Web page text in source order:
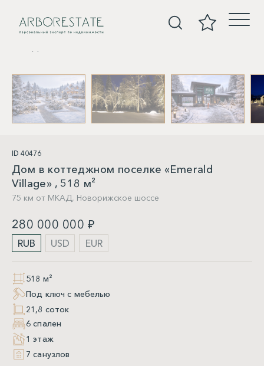
ID 40476
Дом в коттеджном поселке «Emerald
Village» , 518 м²
75 км от МКАД, Новорижское шоссе
280 000 000 ₽
RUB USD EUR
518 м²
Под ключ с мебелью
21,8 соток
6 спален
1 этаж
7 санузлов